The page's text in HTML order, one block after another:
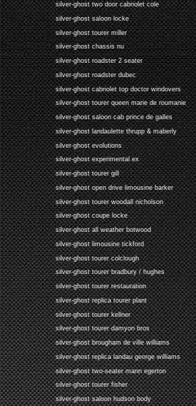
silver-ghost two door cabriolet cole
silver-ghost saloon locke
silver-ghost tourer miller
silver-ghost chassis nu
silver-ghost roadster 2 seater
silver-ghost roadster dubec
silver-ghost cabriolet top doctor windovers
silver-ghost tourer queen marie de roumanie
silver-ghost saloon cab prince de galles
silver-ghost landaulette thrupp & maberly
silver-ghost evolutions
silver-ghost experimental ex
silver-ghost tourer gill
silver-ghost open drive limousine barker
silver-ghost tourer woodall nicholson
silver-ghost coupe locke
silver-ghost all weather botwood
silver-ghost limousine tickford
silver-ghost tourer colclough
silver-ghost tourer bradbury / hughes
silver-ghost tourer restauration
silver-ghost replica tourer plant
silver-ghost tourer kellner
silver-ghost tourer damyon bros
silver-ghost brougham de ville williams
silver-ghost replica landau george williams
silver-ghost two-seater mann egerton
silver-ghost tourer fisher
silver-ghost saloon hudson body